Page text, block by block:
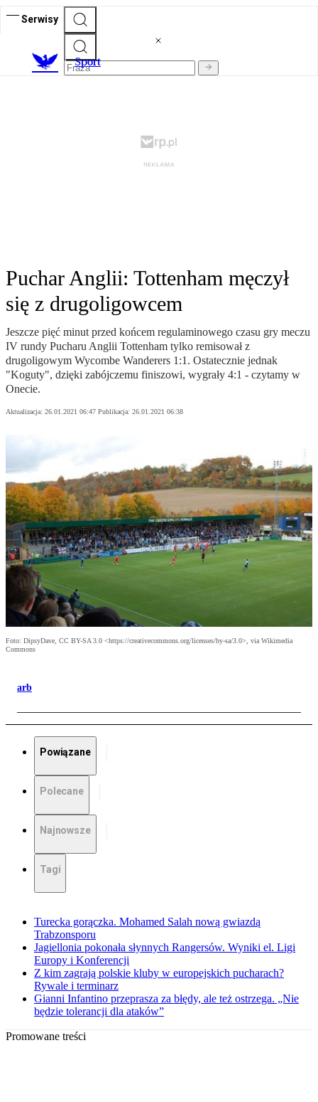
Serwisy
Sport
Puchar Anglii: Tottenham męczył
się z drugoligowcem
Jeszcze pięć minut przed końcem regulaminowego czasu gry meczu
IV rundy Pucharu Anglii Tottenham tylko remisował z
drugoligowym Wycombe Wanderers 1:1. Ostatecznie jednak
"Koguty", dzięki zabójczemu finiszowi, wygrały 4:1 - czytamy w
Onecie.
Aktualizacja: 26.01.2021 06:47 Publikacja: 26.01.2021 06:38
Foto: DipsyDave, CC BY-SA 3.0 <https://creativecommons.org/licenses/by-sa/3.0>, via Wikimedia
Commons
arb
Powiązane
Polecane
Najnowsze
Tagi
Turecka gorączka. Mohamed Salah nową gwiazdą
Trabzonsporu
Jagiellonia pokonała słynnych Rangersów. Wyniki el. Ligi
Europy i Konferencji
Z kim zagrają polskie kluby w europejskich pucharach?
Rywale i terminarz
Gianni Infantino przeprasza za błędy, ale też ostrzega. „Nie
będzie tolerancji dla ataków”
Promowane treści